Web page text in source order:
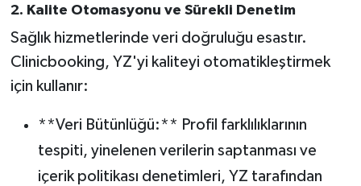
2. Kalite Otomasyonu ve Sürekli Denetim
Sağlık hizmetlerinde veri doğruluğu esastır.
Clinicbooking, YZ'yi kaliteyi otomatikleştirmek
için kullanır:
**Veri Bütünlüğü:** Profil farklılıklarının
tespiti, yinelenen verilerin saptanması ve
içerik politikası denetimleri, YZ tarafından